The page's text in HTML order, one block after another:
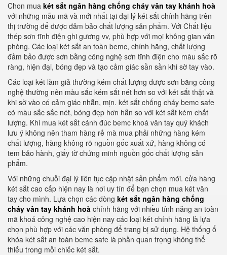
Chon mua két sắt ngân hàng chống cháy vân tay khánh hoà
với những mẫu mã và mới nhất tại đại lý két sắt chính hãng trên
thị trường để được đảm bảo chất lượng sản phẩm. Với Chất liệu
thép sơn tĩnh điện ghi gương vv, phù hợp với mọi không gian văn
phòng. Các loại két sắt an toàn bemc, chính hãng, chất lượng
đảm bảo được sơn bằng công nghệ sơn tĩnh điện cho màu sắc rõ
ràng, hiện đại, bóng đẹp và tạo cảm giác sần sần khi sờ tay vào.
Các loại két làm giả thường kém chất lượng được sơn bằng công
nghệ thường nên màu sắc kém sắt nét hơn so với két sắt thật và
khi sờ vào có cảm giác nhẵn, mịn. két sắt chống cháy bemc safe
có màu sắc sắc nét, bóng đẹp hơn hẳn so với két sắt kém chất
lượng. Khi mua két sắt cánh đúc bemc khoá vân tay quý khách
lưu ý không nên tham hàng rẻ mà mua phải những hàng kém
chất lượng, hàng không rõ nguồn gốc xuất xứ, hàng không có
tem bảo hành, giấy tờ chứng minh nguồn gốc chất lượng sản
phẩm.
Với những chuỗi đại lý liên tục cập nhật sản phẩm mới. cửa hàng
két sắt cao cấp hiện nay là nơi uy tín để bạn chọn mua két vân
tay cho mình. Lựa chọn các dòng két sắt ngân hàng chống
cháy vân tay khánh hoà chính hãng với nhiều tính năng an toàn
mã khoá công nghệ cao hiện nay các loại két chính hãng là lựa
chọn phù hợp với các văn phòng để trang bị sử dụng. Hệ thống ổ
khóa két sắt an toàn bemc safe là phần quan trọng không thể
thiếu trong mỗi chiếc két sắt.